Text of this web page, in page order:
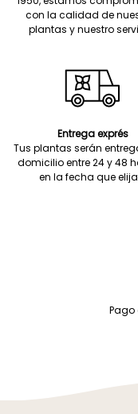
con la calidad de
plantas y nuestro
Entrega exprés
Tus plantas serán
domicilio entre 24 y 48
en la fecha que
Pago